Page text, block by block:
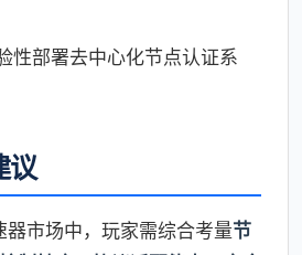
性部署去中心化节点认证系
议
市场中，玩家需综合考量节